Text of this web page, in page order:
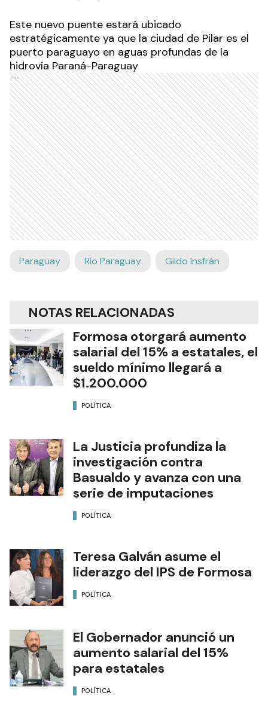
Este nuevo puente estará ubicado
estratégicamente ya que la ciudad de Pilar es el
puerto paraguayo en aguas profundas de la
hidrovía Paraná-Paraguay
Ads
Paraguay Río Paraguay Gildo Insfrán
NOTAS RELACIONADAS
Formosa otorgará aumento
salarial del 15% a estatales, el
sueldo mínimo llegará a
$1.200.000
POLÍTICA
La Justicia profundiza la
investigación contra
Basualdo y avanza con una
serie de imputaciones
POLÍTICA
Teresa Galván asume el
liderazgo del IPS de Formosa
POLÍTICA
El Gobernador anunció un
aumento salarial del 15%
para estatales
POLÍTICA